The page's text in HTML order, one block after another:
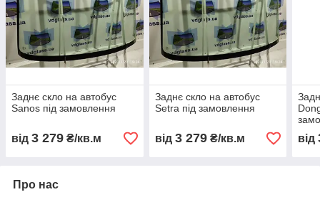
Заднє скло на автобус
Sanos під замовлення
від 3 279 ₴/кв.м
Заднє скло на автобус
Setra під замовлення
від 3 279₴/кв.м від
Про нас